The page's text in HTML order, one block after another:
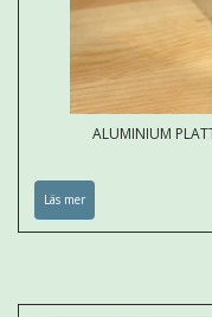
ALUMINIUM
Läs mer